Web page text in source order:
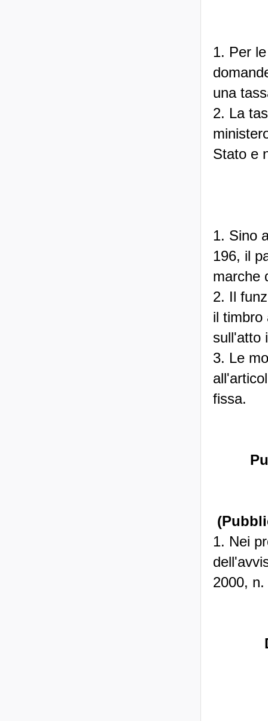
1. Per
una
2. La
Stato e
1. Sino
196, il
marche
2. Il
il timbro
sull'atto
3. Le
fissa.
1. Nei
2000,